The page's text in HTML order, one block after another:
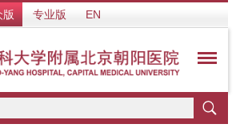
版 专业版 EN